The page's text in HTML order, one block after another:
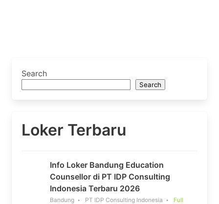
Search
Search
Loker Terbaru
Info Loker Bandung Education
Counsellor di PT IDP Consulting
Indonesia Terbaru 2026
Bandung PT IDP Consulting Indonesia
Full